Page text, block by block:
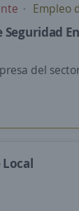
Empleo
Seguridad
del